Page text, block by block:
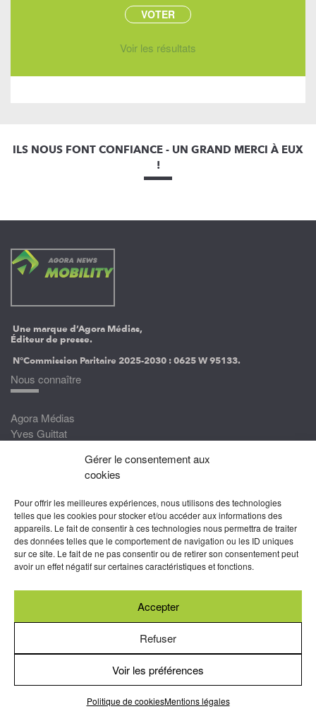
Gérer le consentement aux
cookies
Pour offrir les meilleures expériences, nous utilisons des technologies
telles que les cookies pour stocker et/ou accéder aux informations des
appareils. Le fait de consentir à ces technologies nous permettra de traiter
des données telles que le comportement de navigation ou les ID uniques
sur ce site. Le fait de ne pas consentir ou de retirer son consentement peut
avoir un effet négatif sur certaines caractéristiques et fonctions.
Accepter
Refuser
Voir les préférences
Politique de cookiesMentions légales
Voir les résultats
ILS NOUS FONT CONFIANCE - UN GRAND MERCI À EUX
!
Une marque d’Agora Médias,
Éditeur de presse.
N°Commission Paritaire 2025-2030 :0625 W 95133.
Nous connaître
Agora Médias
Yves Guittat
Devenez correspondant
Rejoignez nos experts
Devenez Partenaire
Nous suivre
Abonnez-vous à nos newsletters
Conditions générales d’utilisation
de cookies